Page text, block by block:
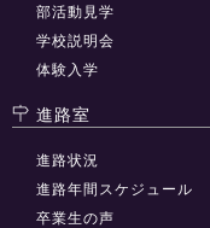
部活動見学
学校説明会
体験入学
進路室
進路状況
進路年間スケジュール
卒業生の声